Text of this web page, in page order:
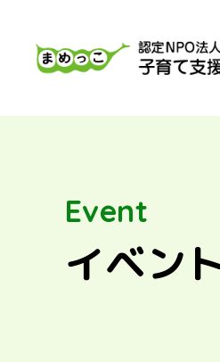
Event
イベン